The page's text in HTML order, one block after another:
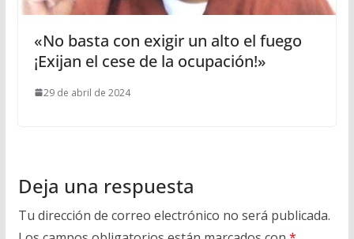
«No basta con exigir un alto el fuego
¡Exijan el cese de la ocupación!»
29 de abril de 2024
Deja una respuesta
Tu dirección de correo electrónico no será publicada.